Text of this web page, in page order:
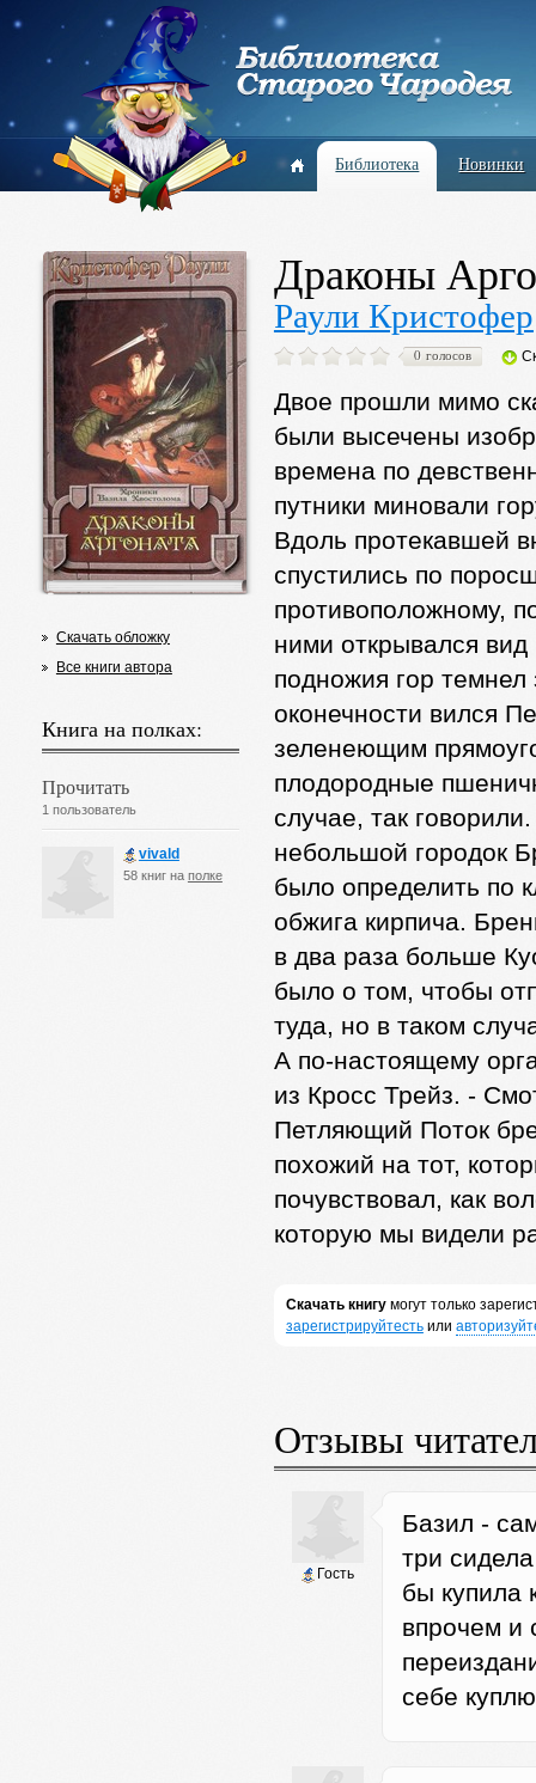
Библиотека Новинки
Скачать обложку
Все книги автора
Книга на полках:
Прочитать
1 пользователь
vivald
58 книг на полке
Драконы
Раули Кристофер
0 голосов
Двое прошли мимо
были высечены
времена по
путники миновали
Вдоль протекавшей
спустились по
противоположному,
ними открывался
подножия гор
оконечности вился
зеленеющим
плодородные
случае, так
небольшой городок
было определить по
обжига кирпича.
в два раза больше
было о том, чтобы
туда, но в таком
А по-настоящему
из Кросс Трейз. -
Петляющий Поток
похожий на тот,
почувствовал, как
которую мы видели
Скачать книгумогут только
зарегистрируйтестьили
Отзывы
Гость
Базил -
три
бы купила
впрочем и
себе